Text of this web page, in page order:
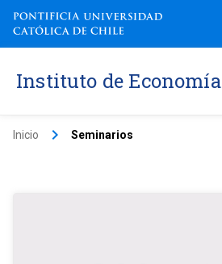
Instituto de Economía
Inicio keyboard_arrow_right Seminarios